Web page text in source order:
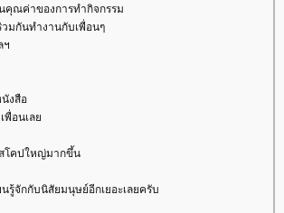
นคุณค่าของการทำกิจกรรม
วมกันทำงานกับเพื่อนๆ
ฯ
งสือ
พื่อนเล
โคปใหญ่มากขึ้น
นรู้จักกับนิสัยมนุษย์อีกเยอะเลยครับ